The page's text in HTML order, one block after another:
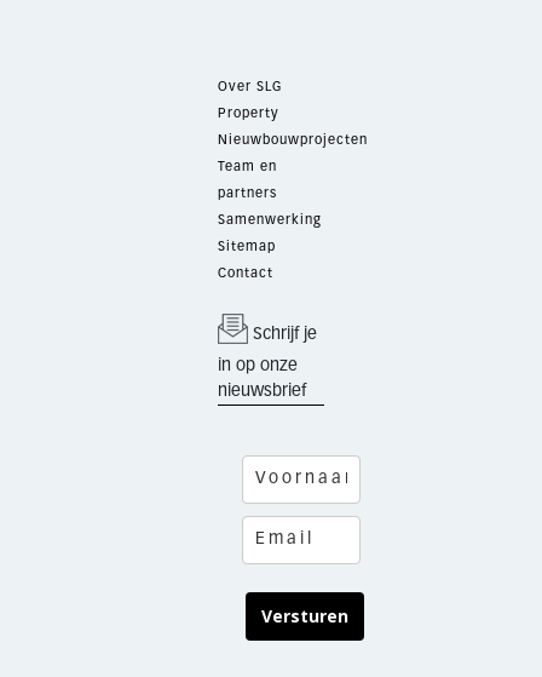
Over SLG
Property
Nieuwbouwprojecten
Team en
partners
Samenwerking
Sitemap
Contact
Schrijf je
in op onze
nieuwsbrief
Versturen